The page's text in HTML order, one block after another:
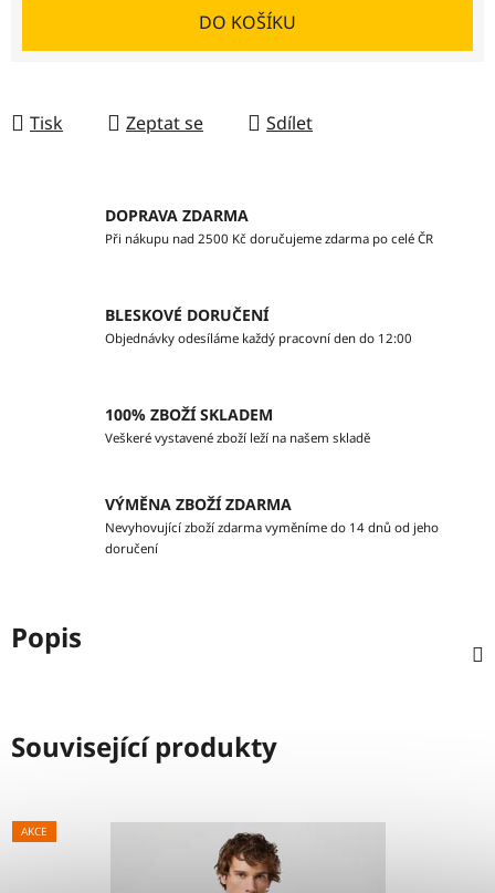
DO KOŠÍKU
Tisk Zeptat se Sdílet
DOPRAVA ZDARMA
Při nákupu nad 2500 Kč doručujeme zdarma po celé ČR
BLESKOVÉ DORUČENÍ
Objednávky odesíláme každý pracovní den do 12:00
100% ZBOŽÍ SKLADEM
Veškeré vystavené zboží leží na našem skladě
VÝMĚNA ZBOŽÍ ZDARMA
Nevyhovující zboží zdarma vyměníme do 14 dnů od jeho
doručení
Popis
Související produkty
AKCE